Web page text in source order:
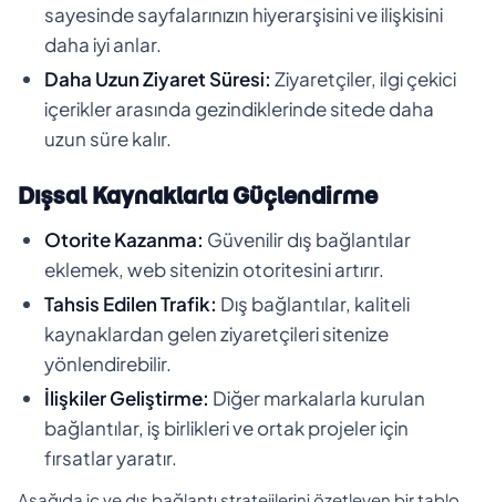
sayesinde sayfalarınızın hiyerarşisini ve ilişkisini
daha iyi anlar.
Daha Uzun Ziyaret Süresi: Ziyaretçiler, ilgi çekici
içerikler arasında gezindiklerinde sitede daha
uzun süre kalır.
Dışsal Kaynaklarla Güçlendirme
Otorite Kazanma: Güvenilir dış bağlantılar
eklemek, web sitenizin otoritesini artırır.
Tahsis Edilen Trafik: Dış bağlantılar, kaliteli
kaynaklardan gelen ziyaretçileri sitenize
yönlendirebilir.
İlişkiler Geliştirme: Diğer markalarla kurulan
bağlantılar, iş birlikleri ve ortak projeler için
fırsatlar yaratır.